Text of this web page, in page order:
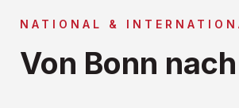
NATIONAL &
Von Bonn